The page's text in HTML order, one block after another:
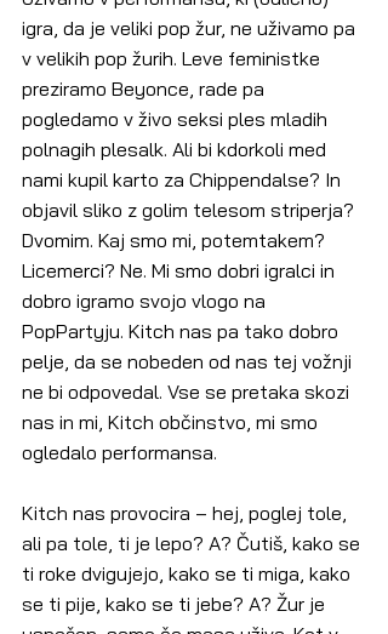
igra, da je veliki pop žur, ne uživamo pa
v velikih pop žurih. Leve feministke
preziramo Beyonce, rade pa
pogledamo v živo seksi ples mladih
polnagih plesalk. Ali bi kdorkoli med
nami kupil karto za Chippendalse? In
objavil sliko z golim telesom striperja?
Dvomim. Kaj smo mi, potemtakem?
Licemerci? Ne. Mi smo dobri igralci in
dobro igramo svojo vlogo na
PopPartyju. Kitch nas pa tako dobro
pelje, da se nobeden od nas tej vožnji
ne bi odpovedal. Vse se pretaka skozi
nas in mi, Kitch občinstvo, mi smo
ogledalo performansa.
Kitch nas provocira – hej, poglej tole,
ali pa tole, ti je lepo? A? Čutiš, kako se
ti roke dvigujejo, kako se ti miga, kako
se ti pije, kako se ti jebe? A? Žur je